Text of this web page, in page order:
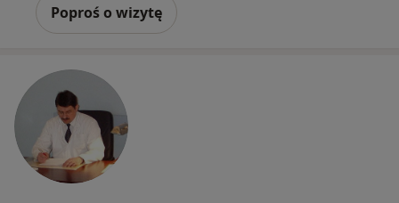
Poproś o wizytę